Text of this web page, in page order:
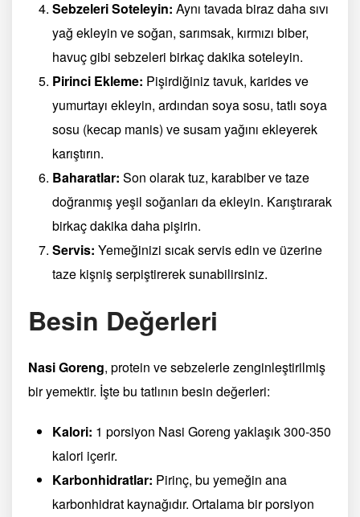
Sebzeleri Soteleyin: Aynı tavada biraz daha sıvı
yağ ekleyin ve soğan, sarımsak, kırmızı biber,
havuç gibi sebzeleri birkaç dakika soteleyin.
Pirinci Ekleme: Pişirdiğiniz tavuk, karides ve
yumurtayı ekleyin, ardından soya sosu, tatlı soya
sosu (kecap manis) ve susam yağını ekleyerek
karıştırın.
Baharatlar: Son olarak tuz, karabiber ve taze
doğranmış yeşil soğanları da ekleyin. Karıştırarak
birkaç dakika daha pişirin.
Servis: Yemeğinizi sıcak servis edin ve üzerine
taze kişniş serpiştirerek sunabilirsiniz.
Besin Değerleri
Nasi Goreng, protein ve sebzelerle zenginleştirilmiş
bir yemektir. İşte bu tatlının besin değerleri:
Kalori: 1 porsiyon Nasi Goreng yaklaşık 300-350
kalori içerir.
Karbonhidratlar: Pirinç, bu yemeğin ana
karbonhidrat kaynağıdır. Ortalama bir porsiyon